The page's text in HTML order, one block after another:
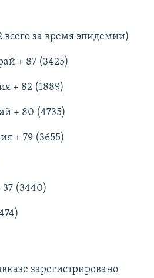
всего за время эпидемии)
+ 87 (3425)
+ 82 (1889)
+ 80 (4735)
+ 79 (3655)
37 (3440)
зарегистрировано